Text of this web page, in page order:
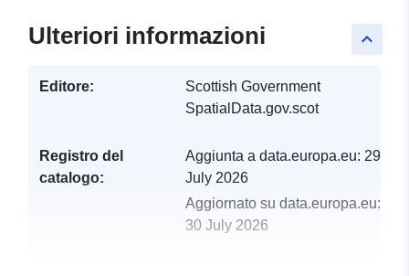
keyboard_arrow_up
Ulteriori informazioni
Editore:
Scottish Government
SpatialData.gov.scot
Registro del
catalogo:
Aggiunta a data.europa.eu: 29
July 2026
Aggiornato su data.europa.eu:
30 July 2026